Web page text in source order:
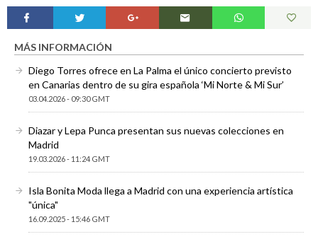
MÁS INFORMACIÓN
Diego Torres ofrece en La Palma el único concierto previsto
en Canarias dentro de su gira española ‘Mi Norte & Mi Sur’
03.04.2026 - 09:30 GMT
Diazar y Lepa Punca presentan sus nuevas colecciones en
Madrid
19.03.2026 - 11:24 GMT
Isla Bonita Moda llega a Madrid con una experiencia artística
"única"
16.09.2025 - 15:46 GMT